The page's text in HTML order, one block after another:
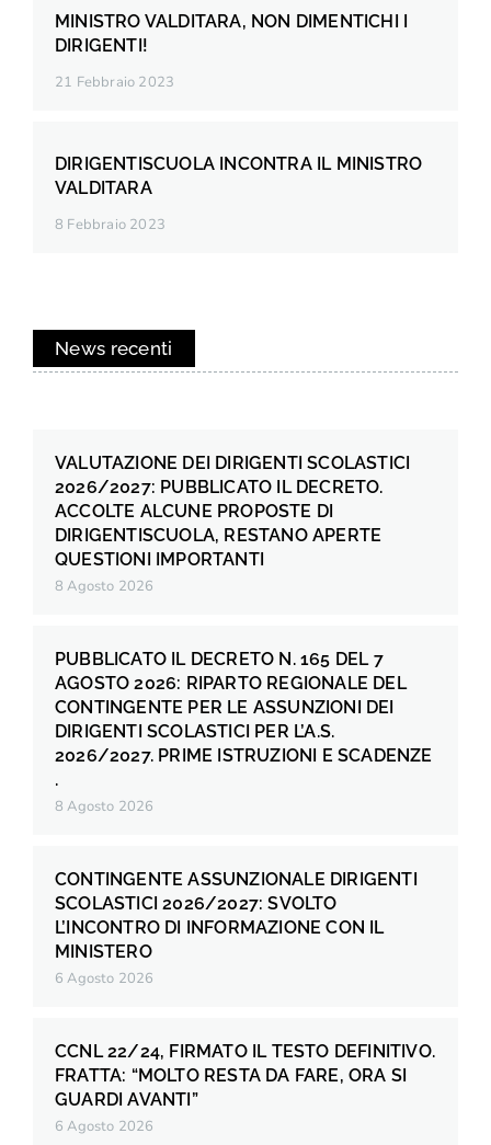
MINISTRO VALDITARA, NON DIMENTICHI I
DIRIGENTI!
21 Febbraio 2023
DIRIGENTISCUOLA INCONTRA IL MINISTRO
VALDITARA
8 Febbraio 2023
News recenti
VALUTAZIONE DEI DIRIGENTI SCOLASTICI
2026/2027: PUBBLICATO IL DECRETO.
ACCOLTE ALCUNE PROPOSTE DI
DIRIGENTISCUOLA, RESTANO APERTE
QUESTIONI IMPORTANTI
8 Agosto 2026
PUBBLICATO IL DECRETO N. 165 DEL 7
AGOSTO 2026: RIPARTO REGIONALE DEL
CONTINGENTE PER LE ASSUNZIONI DEI
DIRIGENTI SCOLASTICI PER L’A.S.
2026/2027. PRIME ISTRUZIONI E SCADENZE
.
8 Agosto 2026
CONTINGENTE ASSUNZIONALE DIRIGENTI
SCOLASTICI 2026/2027: SVOLTO
L’INCONTRO DI INFORMAZIONE CON IL
MINISTERO
6 Agosto 2026
CCNL 22/24, FIRMATO IL TESTO DEFINITIVO.
FRATTA: “MOLTO RESTA DA FARE, ORA SI
GUARDI AVANTI”
6 Agosto 2026